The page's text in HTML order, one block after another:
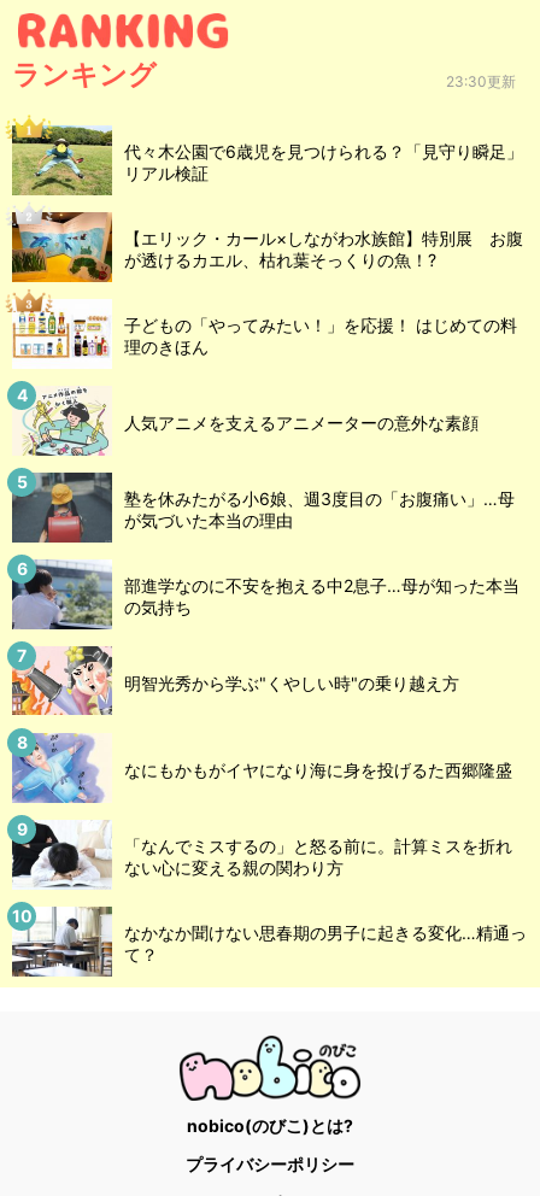
ランキング 23:30更新
代々木公園で6歳児を見つけられる？「見守り瞬足」
リアル検証
【エリック・カール×しながわ水族館】特別展 お腹
が透けるカエル、枯れ葉そっくりの魚！?
子どもの「やってみたい！」を応援！ はじめての料
理のきほん
人気アニメを支えるアニメーターの意外な素顔
塾を休みたがる小6娘、週3度目の「お腹痛い」…母
が気づいた本当の理由
部進学なのに不安を抱える中2息子…母が知った本当
の気持ち
明智光秀から学ぶ"くやしい時"の乗り越え方
なにもかもがイヤになり海に身を投げるた西郷隆盛
「なんでミスするの」と怒る前に。計算ミスを折れ
ない心に変える親の関わり方
なかなか聞けない思春期の男子に起きる変化…精通っ
て？
nobico(のびこ)とは?
プライバシーポリシー